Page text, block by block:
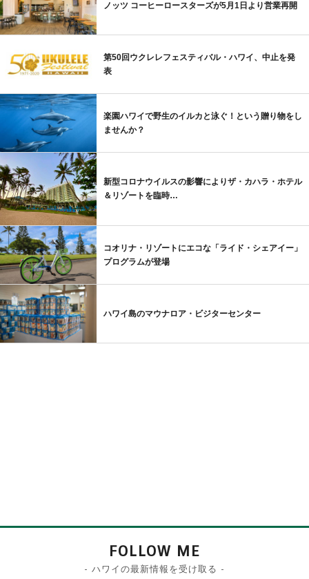
ノッツ コーヒーロースターズが5月1日より営業再開
第50回ウクレレフェスティバル・ハワイ、中止を発
表
楽園ハワイで野生のイルカと泳ぐ！という贈り物をし
ませんか？
新型コロナウイルスの影響によりザ・カハラ・ホテル
＆リゾートを臨時…
コオリナ・リゾートにエコな「ライド・シェアイー」
プログラムが登場
ハワイ島のマウナロア・ビジターセンター
FOLLOW ME
- ハワイの最新情報を受け取る -